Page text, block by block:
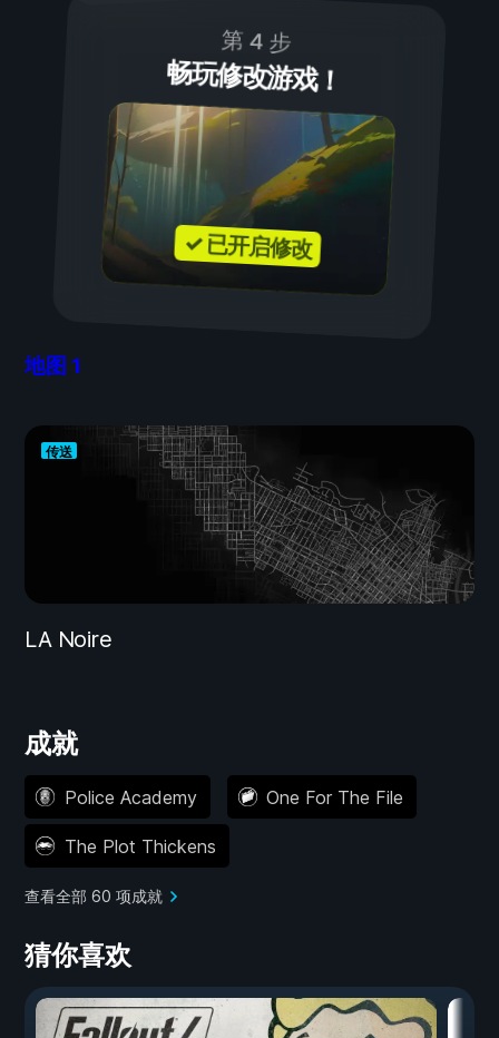
第 4 步
畅玩修改游戏！
✓ 已开启修改
地图 1
传送
LA Noire
成就
Police Academy One For The File
The Plot Thickens
查看全部 60 项成就
猜你喜欢